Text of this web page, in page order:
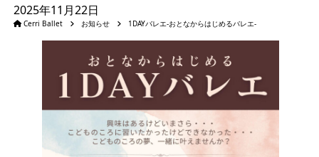
2025年11月22日
Cerri Ballet お知らせ 1DAYバレエ-おとなからはじめるバレエ-